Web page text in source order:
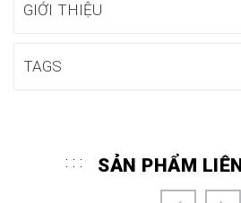
GIỚI THIỆU
TAGS
SẢN PHẨM